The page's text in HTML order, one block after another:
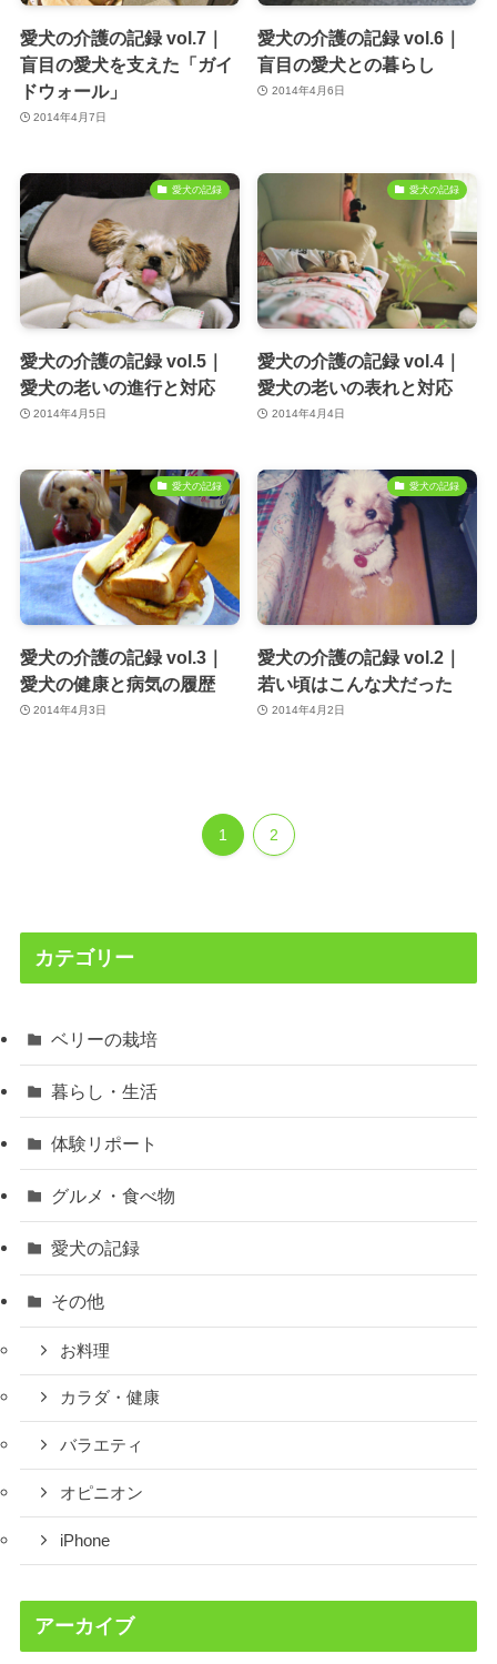
愛犬の介護の記録 vol.7｜
盲目の愛犬を支えた「ガイ
ドウォール」
2014年4月7日
愛犬の介護の記録 vol.6｜
盲目の愛犬との暮らし
2014年4月6日
愛犬の記録
愛犬の介護の記録 vol.5｜
愛犬の老いの進行と対応
2014年4月5日
愛犬の記録
愛犬の介護の記録 vol.4｜
愛犬の老いの表れと対応
2014年4月4日
愛犬の記録
愛犬の介護の記録 vol.3｜
愛犬の健康と病気の履歴
2014年4月3日
愛犬の記録
愛犬の介護の記録 vol.2｜
若い頃はこんな犬だった
2014年4月2日
1 2
カテゴリー
ベリーの栽培
暮らし・生活
体験リポート
グルメ・食べ物
愛犬の記録
その他
お料理
カラダ・健康
バラエティ
オピニオン
iPhone
アーカイブ